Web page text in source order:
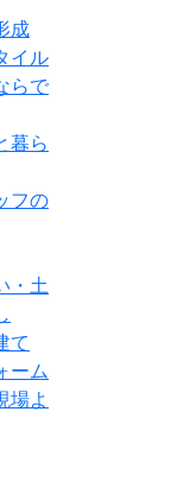
成
イル
らで
暮ら
フの
・土
て
ーム
場よ